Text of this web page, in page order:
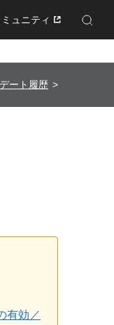
ミュニティ
by Google
ート履歴
有効／